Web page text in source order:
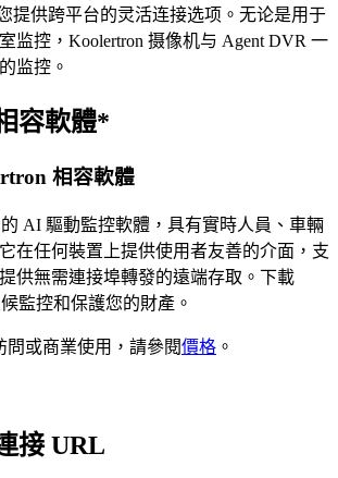
提供跨平台的灵活连接选项。无论是用于
监控，Koolertron 摄像机与 Agent DVR 一
监控。
容軟體*
相容軟體
AI 驅動監控軟體，具有實時人員、車輛
在任何裝置上提供使用者友善的介面，支
供無需連接埠轉發的遠端存取。下載
監控和保護您的財產。
或商業使用，請參閱價格 。
接 URL